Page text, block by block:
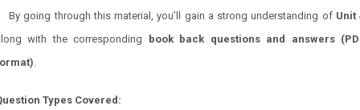
By going through this material, you’ll gain a strong understanding of Unit
with the corresponding
book back questions and answers
.
Types Covered: